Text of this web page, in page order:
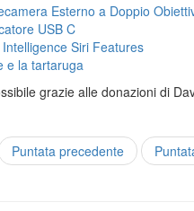
Esterno a Doppio
USB C
Siri Features
e la tartaruga
grazie alle donazioni di
Puntata precedente